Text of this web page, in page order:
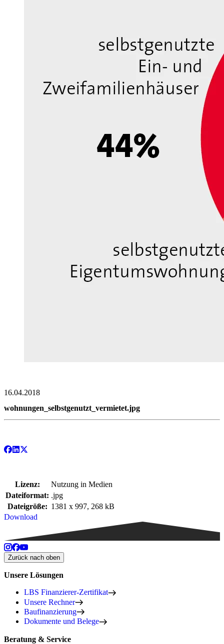
16.04.2018
wohnungen_selbstgenutzt_vermietet.jpg
Lizenz:
Nutzung in Medien
Dateiformat: .jpg
Dateigröße: 1381 x 997, 268 kB
Download
Zurück nach oben
Unsere Lösungen
LBS Finanzierer-Zertifikat
Unsere Rechner
Baufinanzierung
Dokumente und Belege
Beratung & Service